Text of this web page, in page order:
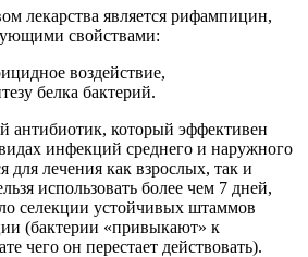
лекарства является рифампицин,
свойствами:
воздействие,
белка бактерий.
антибиотик, который эффективен
инфекций среднего и наружного
для лечения как взрослых, так и
использовать более чем 7 дней,
селекции устойчивых штаммов
(бактерии «привыкают» к
чего он перестает действовать).